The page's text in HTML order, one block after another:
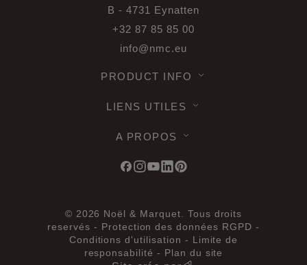
B - 4731 Eynatten
+32 87 85 85 00
info@nmc.eu
PRODUCT INFO
LIENS UTILES
A PROPOS
© 2026 Noël & Marquet. Tous droits
reservés - Protection des données RGPD -
Conditions d'utilisation - Limite de
responsabilité - Plan du site